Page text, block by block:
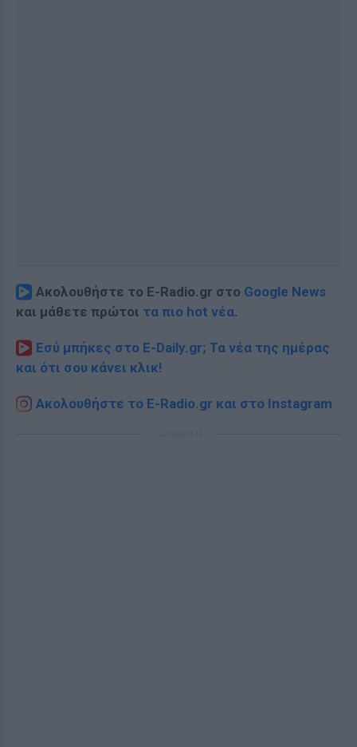
Ακολουθήστε το E-Radio.gr στο Google News
και μάθετε πρώτοι τα πιο hot νέα.
Εσύ μπήκες στο E-Daily.gr; Τα νέα της ημέρας
και ότι σου κάνει κλικ!
Ακολουθήστε το E-Radio.gr και στο Instagram